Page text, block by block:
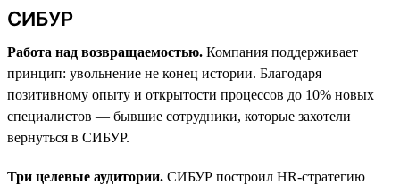
СИБУР
Работа над возвращаемостью. Компания поддерживает
принцип: увольнение не конец истории. Благодаря
позитивному опыту и открытости процессов до 10% новых
специалистов — бывшие сотрудники, которые захотели
вернуться в СИБУР.
Три целевые аудитории. СИБУР построил HR-стратегию